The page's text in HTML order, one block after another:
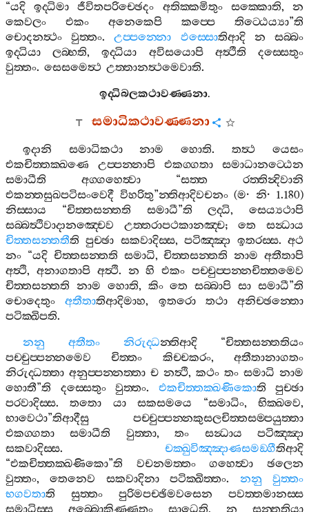
“යදි ඉද‍්ධිමා ජීවිතපරිච‍්ඡෙදං අතික‍්කමිතුං සක‍්කොති,න
කෙවලං
එකං අනෙකෙපි කප‍්පෙ තිට‍්ඨෙය්‍යා”ති
චොදනත්‍ථං
වුත‍්තං.උප‍්පන‍්නො ඵස‍්සොතිආදි න
සබ‍්බං
ඉද‍්ධියා
ලබ‍්භති,ඉද‍්ධියා අවිසයොපි අත්‍ථීති
දස‍්සෙතුං
වුත‍්තං. සෙසමෙත්‍ථ උත‍්තානත්‍ථමෙවාති.
ඉද‍්ධිබලකථාවණ‍්ණනා.
සමාධිකථාවණ‍්ණනා
ඉදානි සමාධිකථා නාම හොති.තත්‍ථ
යෙසං
එකචිත‍්තක‍්ඛණෙ
උප‍්පන‍්නාපි එකග‍්ගතා
සමාධානට‍්ඨෙන
සමාධීති
අග‍්ගහෙත්‍වා “සත‍්ත
රත‍්තින්‍දිවානි
එකන‍්තසුඛපටිසංවෙදී විහරිතු”න‍්තිආදිවචනං(ම· නි· 1.180)
නිස‍්සාය “චිත‍්තසන‍්තති සමාධී”ති ලද‍්ධි, සෙය්‍යථාපි
සබ‍්බත්‍ථිවාදානඤ‍්චෙව
උත‍්තරාපථකානඤ‍්ච;තෙ
සන්‍ධාය
චිත‍්තසන‍්තතීති පුච‍්ඡා සකවාදිස‍්ස,පටිඤ‍්ඤා ඉතරස‍්ස.අථ
නං “යදි චිත‍්තසන‍්තති සමාධි,චිත‍්තසන‍්තති නාම අතීතාපි
අත්‍ථි, අනාගතාපි අත්‍ථි. න හි එකං පච‍්චුප‍්පන‍්නචිත‍්තමෙව
චිත‍්තසන‍්තති නාම හොති, කිං තෙ සබ‍්බාපි සා සමාධී”ති
චොදෙතුං
අතීතාතිආදිමාහ, ඉතරො තථා
අනිච‍්ඡන‍්තො
පටික‍්ඛිපති.
නනු
අතීතං නිරුද‍්ධන‍්තිආදි“චිත‍්තසන‍්තතියං
පච‍්චුප‍්පන‍්නමෙව
චිත‍්තං කිච‍්චකරං,අතීතානාගතං
නිරුද‍්ධත‍්තා අනුප‍්පන‍්නත‍්තා ච නත්‍ථි, කථං තං සමාධි නාම
හොතී”ති දස‍්සෙතුං වුත‍්තං. එකචිත‍්තක‍්ඛණිකොති
පුච‍්ඡා
පරවාදිස‍්ස.තතො යා සකසමයෙ “සමාධිං,භික‍්ඛවෙ,
භාවෙථා”තිආදීසු
පච‍්චුප‍්පන‍්නකුසලචිත‍්තසම‍්පයුත‍්තා
එකග‍්ගතා
සමාධීති වුත‍්තා,තං සන්‍ධාය
පටිඤ‍්ඤා
සකවාදිස‍්ස. චක‍්ඛුවිඤ‍්ඤාණසමඞ‍්ගීතිආදි
“එකචිත‍්තක‍්ඛණිකො”ති වචනමත‍්තං ගහෙත්‍වා
ඡලෙන
වුත‍්තං,තෙනෙව සකවාදිනා පටික‍්ඛිත‍්තං. නනු
වුත‍්තං
භගවතාති සුත‍්තං පුරිමපච‍්ඡිමවසෙන
පවත‍්තමානස‍්ස